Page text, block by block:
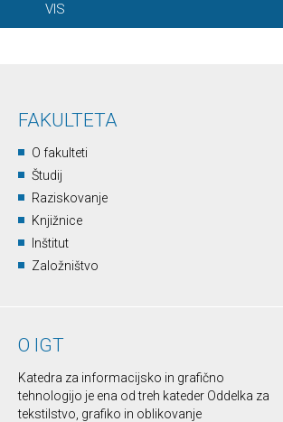
VIS
FAKULTETA
O fakulteti
Študij
Raziskovanje
Knjižnice
Inštitut
Založništvo
O IGT
Katedra za informacijsko in grafično
tehnologijo je ena od treh kateder Oddelka za
tekstilstvo, grafiko in oblikovanje